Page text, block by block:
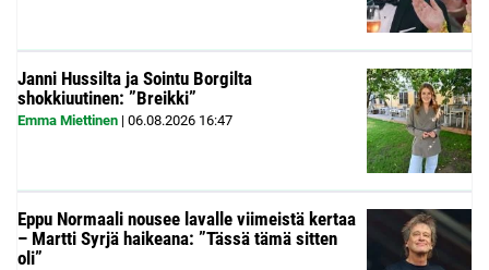
Janni Hussilta ja Sointu Borgilta
shokkiuutinen: ”Breikki”
Emma Miettinen | 06.08.2026 16:47
Eppu Normaali nousee lavalle viimeistä kertaa
– Martti Syrjä haikeana: ”Tässä tämä sitten
oli”